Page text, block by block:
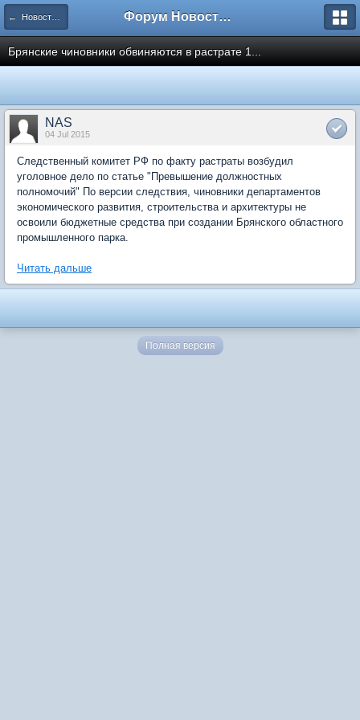
← Новости рынка недвижимости Форум Новостройки
Брянские чиновники обвиняются в растрате 1...
NAS
04 Jul 2015
Следственный комитет РФ по факту растраты возбудил
уголовное дело по статье "Превышение должностных
полномочий" По версии следствия, чиновники департаментов
экономического развития, строительства и архитектуры не
освоили бюджетные средства при создании Брянского областного
промышленного парка.
Читать дальше
Полная версия